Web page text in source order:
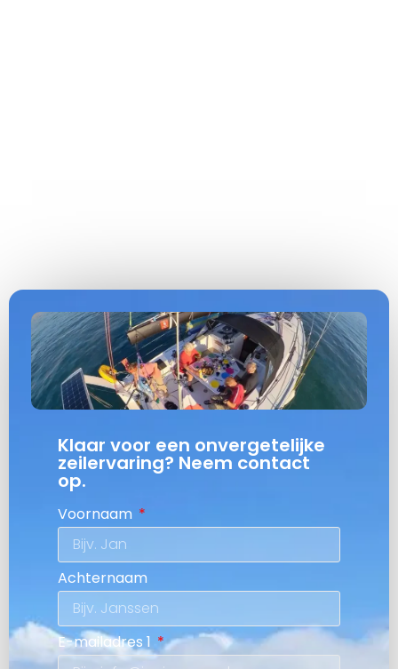
Klaar voor een onvergetelijke
zeilervaring? Neem contact
op.
Voornaam
Achternaam
E-mailadres 1